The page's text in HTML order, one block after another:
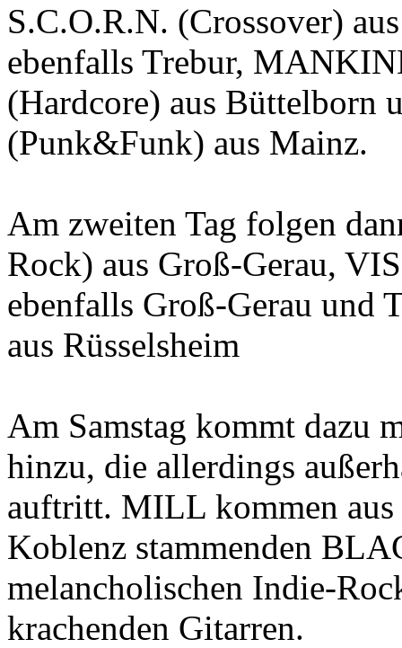
S.C.O.R.N. (Crossover)
ebenfalls Trebur,
(Hardcore) aus Büttelborn
(Punk&Funk) aus Mainz.
Am zweiten Tag folgen
Rock) aus Groß-Gerau,
ebenfalls Groß-Gerau
aus Rüsselsheim
Am Samstag kommt dazu
hinzu, die allerdings
auftritt. MILL kommen aus
Koblenz stammenden
melancholischen Indie-
krachenden Gitarren.